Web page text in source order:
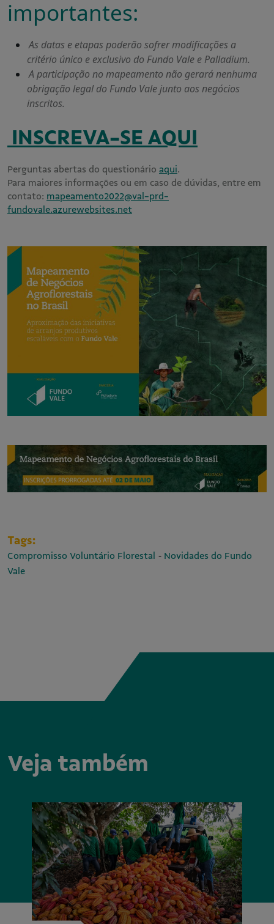
importantes:
As datas e etapas poderão sofrer modificações a
critério único e exclusivo do Fundo Vale e Palladium.
A participação no mapeamento não gerará nenhuma
obrigação legal do Fundo Vale junto aos negócios
inscritos.
INSCREVA-SE AQUI
Perguntas abertas do questionário aqui.
Para maiores informações ou em caso de dúvidas, entre em
contato: mapeamento2022@val-prd-
fundovale.azurewebsites.net
Tags:
Compromisso Voluntário Florestal - Novidades do Fundo
Vale
Veja também